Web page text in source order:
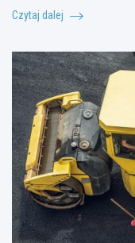
Czytaj dalej